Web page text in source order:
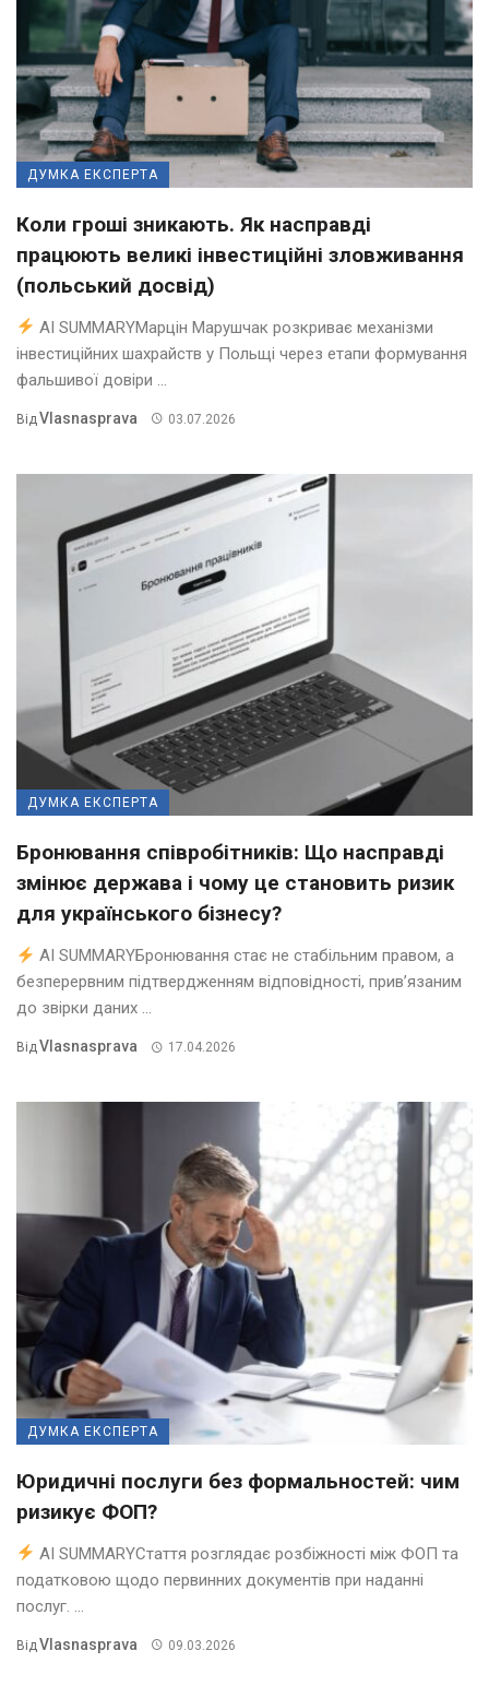
ДУМКА ЕКСПЕРТА
Коли гроші зникають. Як насправді
працюють великі інвестиційні зловживання
(польський досвід)
AI SUMMARYМарцін Марушчак розкриває механізми
інвестиційних шахрайств у Польщі через етапи формування
фальшивої довіри ...
Від Vlasnasprava 03.07.2026
ДУМКА ЕКСПЕРТА
Бронювання співробітників: Що насправді
змінює держава і чому це становить ризик
для українського бізнесу?
AI SUMMARYБронювання стає не стабільним правом, а
безперервним підтвердженням відповідності, прив’язаним
до звірки даних ...
ВідVlasnasprava 17.04.2026
ДУМКА ЕКСПЕРТА
Юридичні послуги без формальностей: чим
ризикує ФОП?
AI SUMMARYСтаття розглядає розбіжності між ФОП та
податковою щодо первинних документів при наданні
послуг. ...
Від Vlasnasprava 09.03.2026